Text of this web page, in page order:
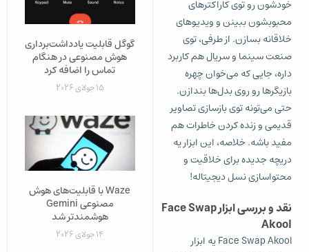
خودشون رو توی کاراکترهای
محبوبشون ببینن و ویدیوهای
خلاقانه بسازن. از طرفی، توی
صنعت سینما و سریال هم کاربرد
داره، جایی که می‌خوان چهره
بازیگرها رو روی بدل‌ها بندازن.
حتی می‌تونه توی بازسازی تصاویر
قدیمی و زنده کردن خاطرات هم
مفید باشه. خلاصه، این ابزار یه
دریچه جدیده برای خلاقیت و
محتواسازی نسل دیجیتاله!
نقد و بررسی ابزار Face Swap
Akool
Face Swap Akool یه ابزار
گوگل قابلیت یادداشت‌برداری
هوش مصنوعی در هنگام
تماس را اضافه کرد
15 جولای 2026
Waze با قابلیت‌های هوش
مصنوعی Gemini
هوشمندتر شد
14 جولای 2026